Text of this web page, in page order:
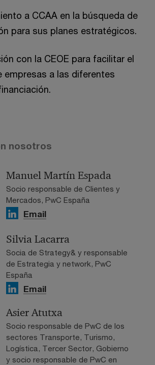
a CCAA en la búsqueda de
para sus planes estratégicos.
con la CEOE para facilitar el
empresas a las diferentes
nosotros
Manuel Martín Espada
Socio responsable de Clientes y
Mercados, PwC España
Email
Silvia Lacarra
Socia de Strategy& y responsable
de Estrategia y network, PwC
España
Email
Asier Atutxa
Socio responsable de PwC de los
sectores Transporte, Turismo,
Logística, Tercer Sector, Gobierno
y socio responsable de PwC en